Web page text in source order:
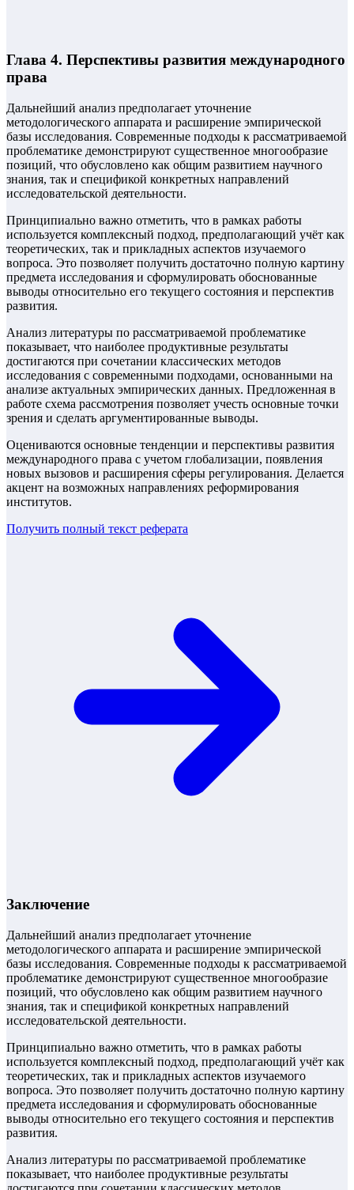
Глава 4. Перспективы развития международного
права
Дальнейший анализ предполагает уточнение
методологического аппарата и расширение эмпирической
базы исследования. Современные подходы к рассматриваемой
проблематике демонстрируют существенное многообразие
позиций, что обусловлено как общим развитием научного
знания, так и спецификой конкретных направлений
исследовательской деятельности.
Принципиально важно отметить, что в рамках работы
используется комплексный подход, предполагающий учёт как
теоретических, так и прикладных аспектов изучаемого
вопроса. Это позволяет получить достаточно полную картину
предмета исследования и сформулировать обоснованные
выводы относительно его текущего состояния и перспектив
развития.
Анализ литературы по рассматриваемой проблематике
показывает, что наиболее продуктивные результаты
достигаются при сочетании классических методов
исследования с современными подходами, основанными на
анализе актуальных эмпирических данных. Предложенная в
работе схема рассмотрения позволяет учесть основные точки
зрения и сделать аргументированные выводы.
Оцениваются основные тенденции и перспективы развития
международного права с учетом глобализации, появления
новых вызовов и расширения сферы регулирования. Делается
акцент на возможных направлениях реформирования
институтов.
Получить полный текст реферата
Заключение
Дальнейший анализ предполагает уточнение
методологического аппарата и расширение эмпирической
базы исследования. Современные подходы к рассматриваемой
проблематике демонстрируют существенное многообразие
позиций, что обусловлено как общим развитием научного
знания, так и спецификой конкретных направлений
исследовательской деятельности.
Принципиально важно отметить, что в рамках работы
используется комплексный подход, предполагающий учёт как
теоретических, так и прикладных аспектов изучаемого
вопроса. Это позволяет получить достаточно полную картину
предмета исследования и сформулировать обоснованные
выводы относительно его текущего состояния и перспектив
развития.
Анализ литературы по рассматриваемой проблематике
показывает, что наиболее продуктивные результаты